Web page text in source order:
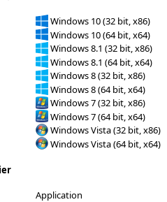
Windows 10 (32 bit, x86)
Windows 10 (64 bit, x64)
Windows 8.1 (32 bit, x86)
Windows 8.1 (64 bit, x64)
Windows 8 (32 bit, x86)
Windows 8 (64 bit, x64)
Windows 7 (32 bit, x86)
Windows 7 (64 bit, x64)
Windows Vista (32 bit, x86)
Windows Vista (64 bit, x64)
Application